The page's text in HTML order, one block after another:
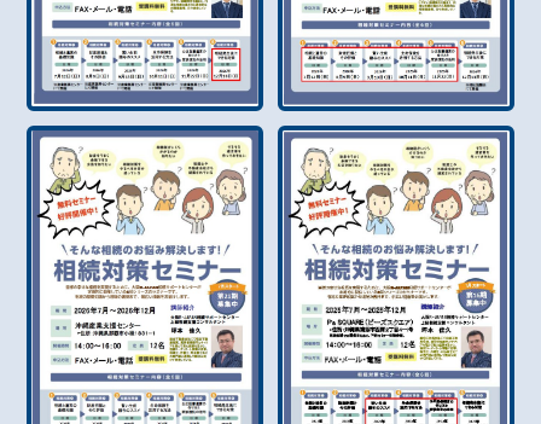
状況に合わせたご提案を心がけております。 地域密着
だからできる安心のサポート体制 浦添市・那覇市・
周辺エリアの豊富な物件情報売却・買取・無料査定の
ご相談対応初めての不動産取引でも安心の丁寧なサポ
ート 「相談してよかった」「任せてよかった」と思
っていただけるよう、スタッフ一同、誠心誠意サポー
トいたします。 浦添市の不動産購入・売却・無料査定
はお任せください 店舗リニューアルをきっかけに、
これまで以上に相談しやすい不動産会社を目指してま
いります。 不動産に関することなら、どんな些細なご
質問でも構いません😊ぜひこの機会に、ハウスドゥ
サンパーク通り浦添へお越しください。 📝 お問い合
わせはこちら 📩 ハウスドゥ サンパーク通り浦添店🏠
沖縄県浦添市城間4丁目6-2📞 098-876-5454👉 「浦添
です✨簡易査定・机上査定・訪問査定まで、お客様の
ご希望に合わせて柔軟に対応いたします。 🌈 2026年
も、浦添市の不動産売却はお任せください ハウスド
ゥ サンパーク通り浦添では、「売ってよかった」と
思っていただける不動産取引を目指し、分かりやすい
説明と誠実な対応を大切にしています。 「浦添市の不
動産売却ならハウスドゥ サンパーク通り浦添」そう
言っていただける存在であり続けられるよう、本年も
スタッフ一同、全力で取り組んでまいります。 皆さま
にとって、2026年が実り多く、明るい一年となります
よう、心よりお祈り申し上げます。 本年も変わらぬご
愛顧のほど、どうぞよろしくお願いいたします✨ 📝 お
問い合わせはこちら 📩 ハウスドゥ サンパーク通り浦